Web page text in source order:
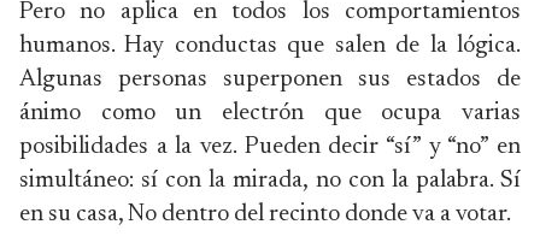
Pero no aplica en todos los comportamientos
humanos. Hay conductas que salen de la lógica.
Algunas personas superponen sus estados de
ánimo como un electrón que ocupa varias
posibilidades a la vez. Pueden decir “sí” y “no” en
simultáneo: sí con la mirada, no con la palabra. Sí
en su casa, No dentro del recinto donde va a votar.